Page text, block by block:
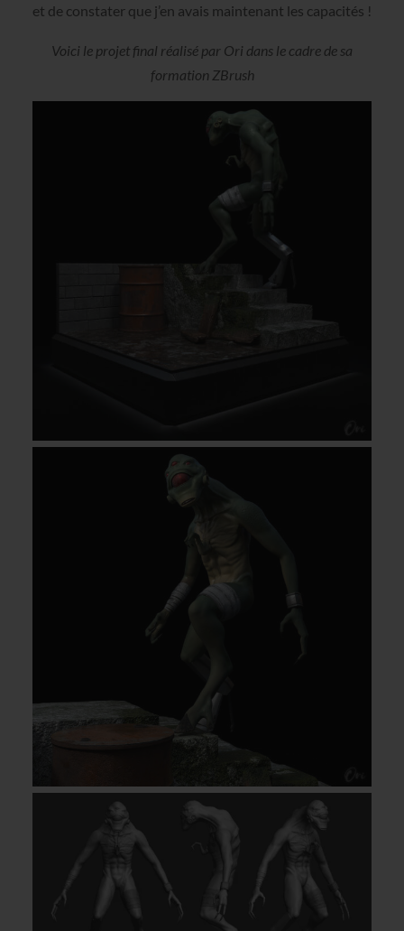
et de constater que j’en avais maintenant les capacités !
Voici le projet final réalisé par Ori dans le cadre de sa
formation ZBrush